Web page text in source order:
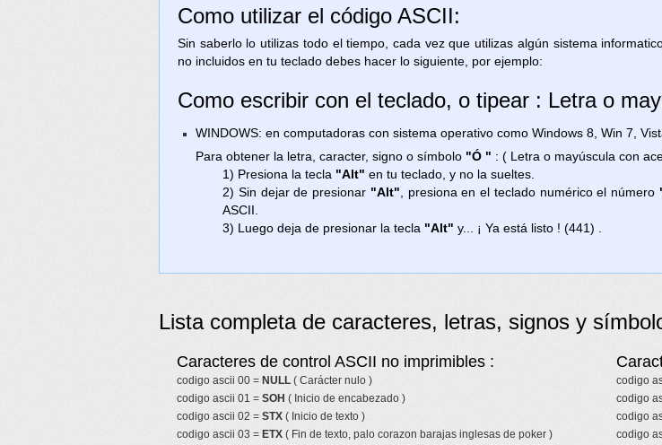
Como utilizar el código ASCII:
Sin saberlo lo utilizas todo el tiempo, cada vez que utilizas algún sistema
no incluidos en tu teclado debes hacer lo siguiente, por ejemplo:
Como escribir con el teclado, o tipear : Letra o
WINDOWS: en computadoras con sistema operativo como Windows 8, Win 7,
Para obtener la letra, caracter, signo o símbolo "Ó " : ( Letra o mayúscula con
1) Presiona la tecla "Alt" en tu teclado, y no la sueltes.
2) Sin dejar de presionar "Alt" , presiona en el teclado numérico el número
ASCII.
3) Luego deja de presionar la tecla "Alt" y... ¡ Ya está listo ! (441) .
Lista completa de caracteres, letras, signos y
Caracteres de control ASCII no imprimibles :
codigo ascii 00 = NULL ( Carácter nulo )
codigo ascii 01 = SOH ( Inicio de encabezado )
codigo ascii 02 = STX ( Inicio de texto )
codigo ascii 03 = ETX ( Fin de texto, palo corazon barajas inglesas de poker )
codigo
codigo
codigo
codigo